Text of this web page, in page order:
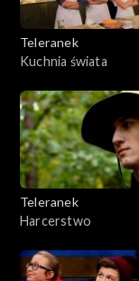
Teleranek
Kuchnia świata
Teleranek
Harcerstwo